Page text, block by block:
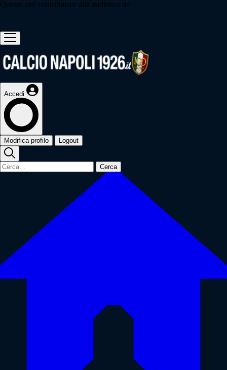
Questo sito contribuisce alla audience de
Accedi
Modifica profilo Logout
Cerca